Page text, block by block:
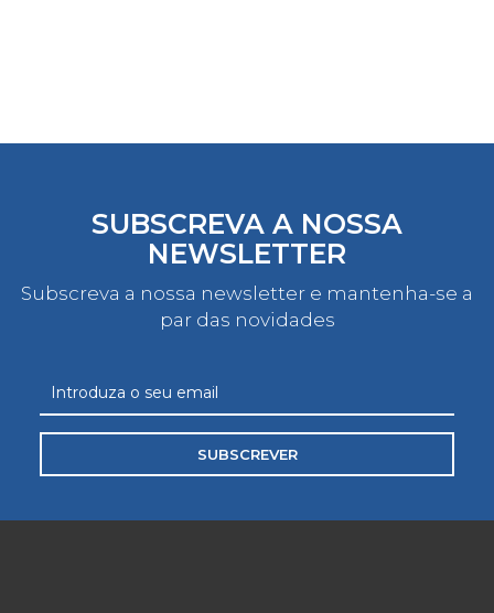
SUBSCREVA A NOSSA
NEWSLETTER
Subscreva a nossa newsletter e mantenha-se a
par das novidades
SUBSCREVER